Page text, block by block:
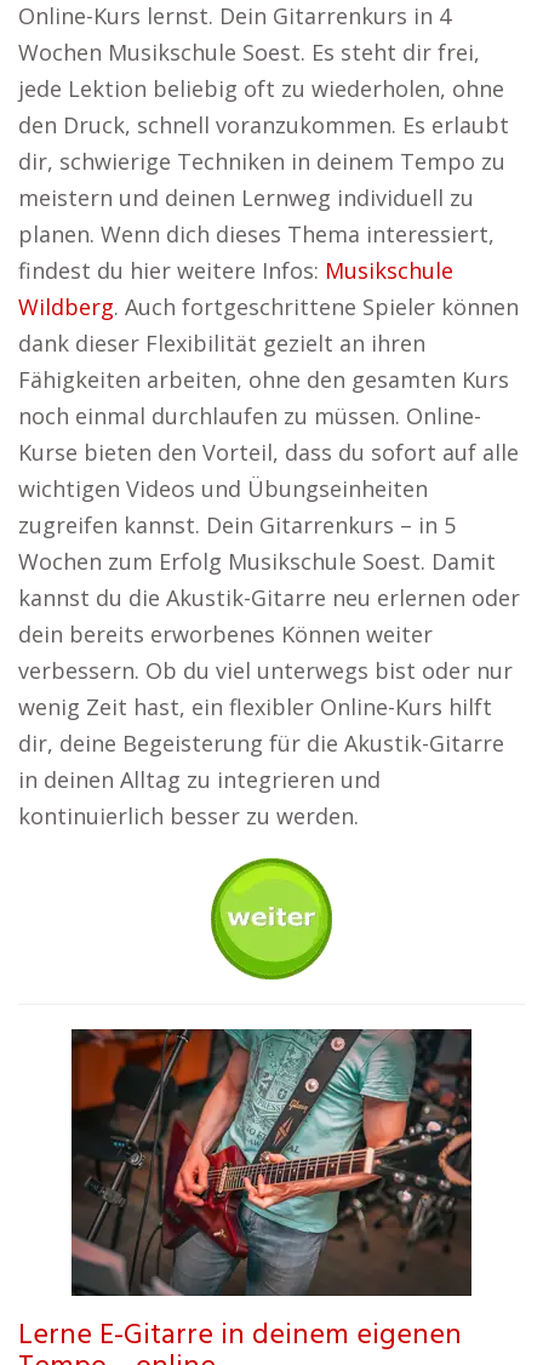
Online-Kurs lernst. Dein Gitarrenkurs in 4
Wochen Musikschule Soest. Es steht dir frei,
jede Lektion beliebig oft zu wiederholen, ohne
den Druck, schnell voranzukommen. Es erlaubt
dir, schwierige Techniken in deinem Tempo zu
meistern und deinen Lernweg individuell zu
planen. Wenn dich dieses Thema interessiert,
findest du hier weitere Infos: Musikschule
Wildberg. Auch fortgeschrittene Spieler können
dank dieser Flexibilität gezielt an ihren
Fähigkeiten arbeiten, ohne den gesamten Kurs
noch einmal durchlaufen zu müssen. Online-
Kurse bieten den Vorteil, dass du sofort auf alle
wichtigen Videos und Übungseinheiten
zugreifen kannst. Dein Gitarrenkurs – in 5
Wochen zum Erfolg Musikschule Soest. Damit
kannst du die Akustik-Gitarre neu erlernen oder
dein bereits erworbenes Können weiter
verbessern. Ob du viel unterwegs bist oder nur
wenig Zeit hast, ein flexibler Online-Kurs hilft
dir, deine Begeisterung für die Akustik-Gitarre
in deinen Alltag zu integrieren und
kontinuierlich besser zu werden.
Lerne E-Gitarre in deinem eigenen